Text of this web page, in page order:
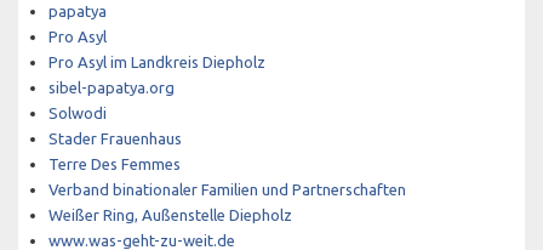
papatya
Pro Asyl
Pro Asyl im Landkreis Diepholz
sibel-papatya.org
Solwodi
Stader Frauenhaus
Terre Des Femmes
Verband binationaler Familien und Partnerschaften
Weißer Ring, Außenstelle Diepholz
www.was-geht-zu-weit.de